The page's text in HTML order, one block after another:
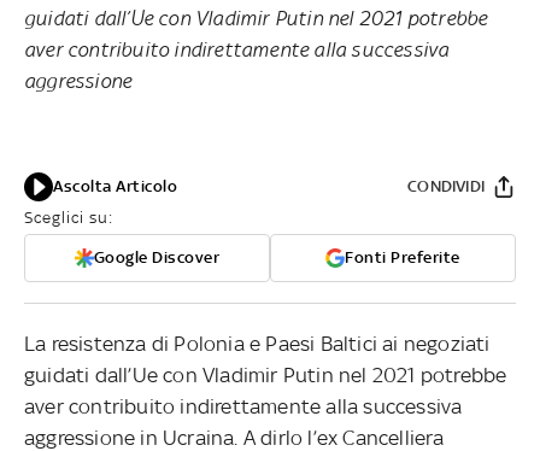
guidati dall’Ue con Vladimir Putin nel 2021 potrebbe
aver contribuito indirettamente alla successiva
aggressione
Ascolta Articolo
Sceglici su:
Google Discover Fonti Preferite
CONDIVIDI
La resistenza di Polonia e Paesi Baltici ai negoziati
guidati dall’Ue con Vladimir Putin nel 2021 potrebbe
aver contribuito indirettamente alla successiva
aggressione in Ucraina. A dirlo l’ex Cancelliera